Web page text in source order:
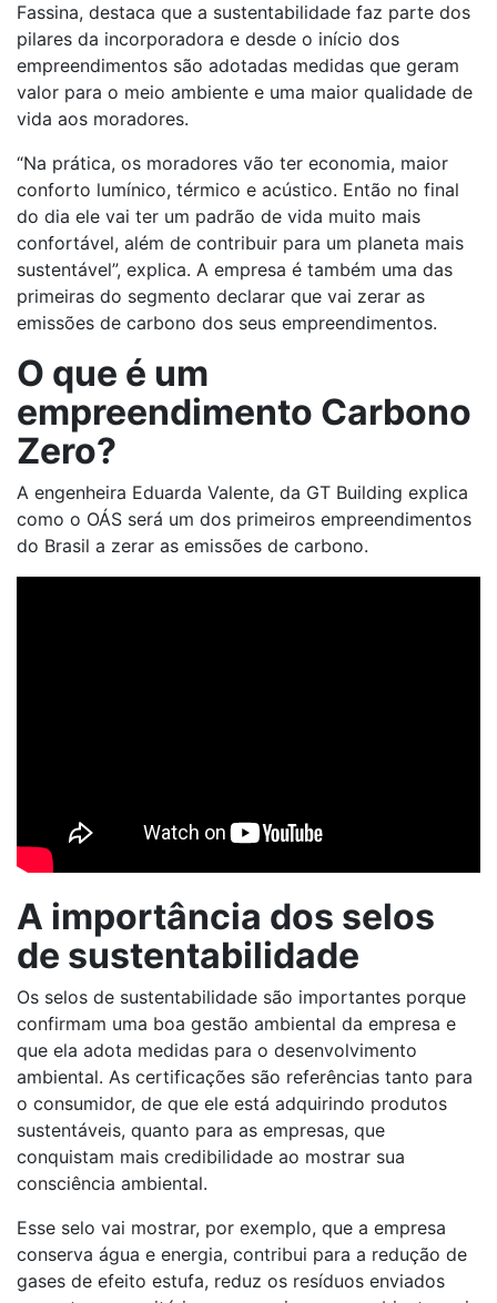
Fassina, destaca que a sustentabilidade faz parte dos
pilares da incorporadora e desde o início dos
empreendimentos são adotadas medidas que geram
valor para o meio ambiente e uma maior qualidade de
vida aos moradores.
“Na prática, os moradores vão ter economia, maior
conforto lumínico, térmico e acústico. Então no final
do dia ele vai ter um padrão de vida muito mais
confortável, além de contribuir para um planeta mais
sustentável”, explica. A empresa é também uma das
primeiras do segmento declarar que vai zerar as
emissões de carbono dos seus empreendimentos.
O que é um
empreendimento Carbono
Zero?
A engenheira Eduarda Valente, da GT Building explica
como o OÁS será um dos primeiros empreendimentos
do Brasil a zerar as emissões de carbono.
A importância dos selos
de sustentabilidade
Os selos de sustentabilidade são importantes porque
confirmam uma boa gestão ambiental da empresa e
que ela adota medidas para o desenvolvimento
ambiental. As certificações são referências tanto para
o consumidor, de que ele está adquirindo produtos
sustentáveis, quanto para as empresas, que
conquistam mais credibilidade ao mostrar sua
consciência ambiental.
Esse selo vai mostrar, por exemplo, que a empresa
conserva água e energia, contribui para a redução de
gases de efeito estufa, reduz os resíduos enviados